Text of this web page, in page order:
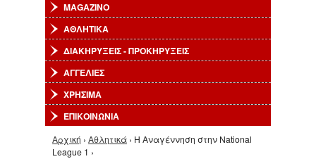
MAGAZINO
ΑΘΛΗΤΙΚΑ
ΔΙΑΚΗΡΥΞΕΙΣ - ΠΡΟΚΗΡΥΞΕΙΣ
ΑΓΓΕΛΙΕΣ
ΧΡΗΣΙΜΑ
ΕΠΙΚΟΙΝΩΝΙΑ
Είστε εδώ
Αρχική › Αθλητικά › Η Αναγέννηση στην National
League 1 ›